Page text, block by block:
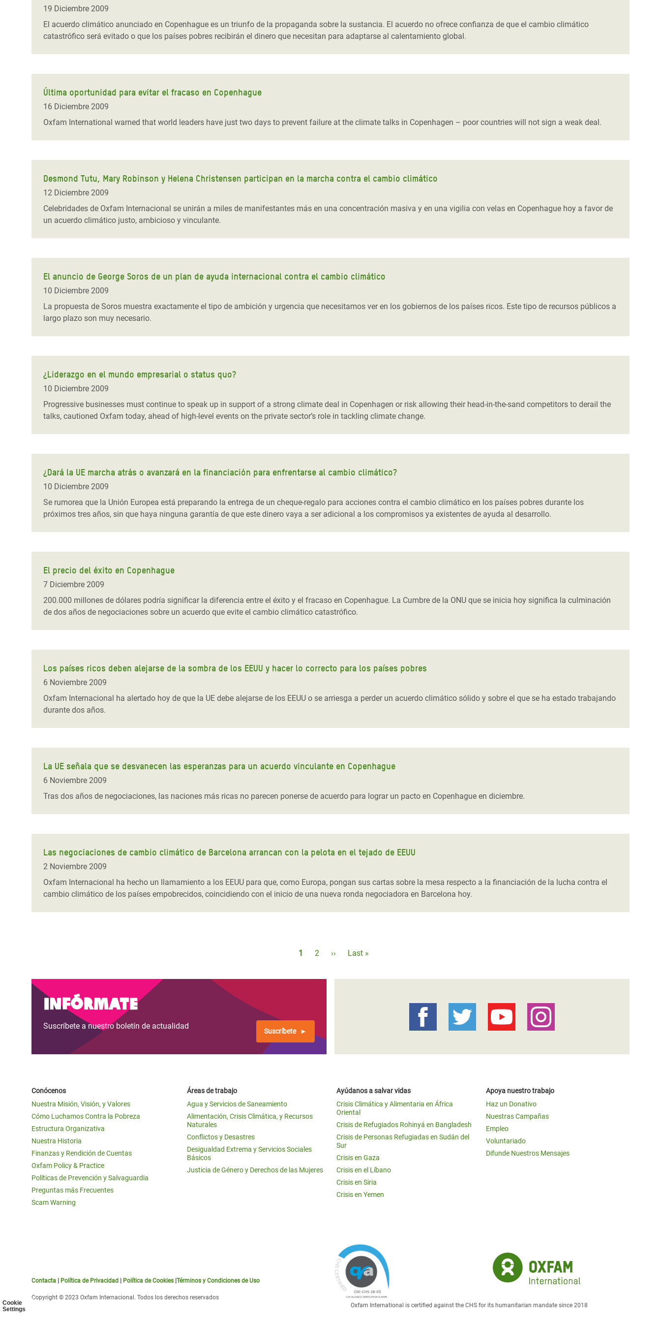
Cookie
Settings
Conflictos y Desastres
Servicios Sociales Básicos
Digital Age
Gender, Rights, and Justice
en África Oriental
Crisis de Personas Refugiadas
en Sudán del Sur
en Bangladesh
#ActuaPorElClima
Erradiquemos el Sufrimiento Humano que
se Oculta tras los Alimentos
ayuda
19 Diciembre 2009
El acuerdo climático anunciado en Copenhague es un triunfo de la propaganda sobre la sustancia. El acuerdo no ofrece confianza de que el cambio climático
catastrófico será evitado o que los países pobres recibirán el dinero que necesitan para adaptarse al calentamiento global.
Última oportunidad para evitar el fracaso en Copenhague
16 Diciembre 2009
Oxfam International warned that world leaders have just two days to prevent failure at the climate talks in Copenhagen – poor countries will not sign a weak deal.
Desmond Tutu, Mary Robinson y Helena Christensen participan en la marcha contra el cambio climático
12 Diciembre 2009
Celebridades de Oxfam Internacional se unirán a miles de manifestantes más en una concentración masiva y en una vigilia con velas en Copenhague hoy a favor de
un acuerdo climático justo, ambicioso y vinculante.
El anuncio de George Soros de un plan de ayuda internacional contra el cambio climático
10 Diciembre 2009
La propuesta de Soros muestra exactamente el tipo de ambición y urgencia que necesitamos ver en los gobiernos de los países ricos. Este tipo de recursos públicos a
largo plazo son muy necesario.
¿Liderazgo en el mundo empresarial o status quo?
10 Diciembre 2009
Progressive businesses must continue to speak up in support of a strong climate deal in Copenhagen or risk allowing their head-in-the-sand competitors to derail the
talks, cautioned Oxfam today, ahead of high-level events on the private sector’s role in tackling climate change.
¿Dará la UE marcha atrás o avanzará en la financiación para enfrentarse al cambio climático?
10 Diciembre 2009
Se rumorea que la Unión Europea está preparando la entrega de un cheque-regalo para acciones contra el cambio climático en los países pobres durante los
próximos tres años, sin que haya ninguna garantía de que este dinero vaya a ser adicional a los compromisos ya existentes de ayuda al desarrollo.
El precio del éxito en Copenhague
7 Diciembre 2009
200.000 millones de dólares podría significar la diferencia entre el éxito y el fracaso en Copenhague. La Cumbre de la ONU que se inicia hoy significa la culminación
de dos años de negociaciones sobre un acuerdo que evite el cambio climático catastrófico.
Los países ricos deben alejarse de la sombra de los EEUU y hacer lo correcto para los países pobres
6 Noviembre 2009
Oxfam Internacional ha alertado hoy de que la UE debe alejarse de los EEUU o se arriesga a perder un acuerdo climático sólido y sobre el que se ha estado trabajando
durante dos años.
La UE señala que se desvanecen las esperanzas para un acuerdo vinculante en Copenhague
6 Noviembre 2009
Tras dos años de negociaciones, las naciones más ricas no parecen ponerse de acuerdo para lograr un pacto en Copenhague en diciembre.
Las negociaciones de cambio climático de Barcelona arrancan con la pelota en el tejado de EEUU
2 Noviembre 2009
Oxfam Internacional ha hecho un llamamiento a los EEUU para que, como Europa, pongan sus cartas sobre la mesa respecto a la financiación de la lucha contra el
cambio climático de los países empobrecidos, coincidiendo con el inicio de una nueva ronda negociadora en Barcelona hoy.
Página
1 Página
2
Siguiente
››
Última
Last »
Infórmate
Suscríbete a nuestro boletín de actualidad
Suscríbete
Conócenos
Nuestra Misión, Visión, y Valores
Cómo Luchamos Contra la Pobreza
Estructura Organizativa
Nuestra Historia
Finanzas y Rendición de Cuentas
Oxfam Policy & Practice
Políticas de Prevención y Salvaguardia
Preguntas más Frecuentes
Scam Warning
Áreas de trabajo
Agua y Servicios de Saneamiento
Alimentación, Crisis Climática, y Recursos
Naturales
Conflictos y Desastres
Desigualdad Extrema y Servicios Sociales
Básicos
Justicia de Género y Derechos de las Mujeres
Ayúdanos a salvar vidas
Crisis Climática y Alimentaria en África
Oriental
Crisis de Refugiados Rohinyá en Bangladesh
Crisis de Personas Refugiadas en Sudán del
Sur
Crisis en Gaza
Crisis en el Líbano
Crisis en Siria
Crisis en Yemen
Apoya nuestro trabajo
Haz un Donativo
Nuestras Campañas
Empleo
Voluntariado
Difunde Nuestros Mensajes
Contacta Política de Privacidad Política de Cookies Términos y Condiciones de Uso
Copyright © 2023 Oxfam Internacional. Todos los derechos reservados
Oxfam International is certified against the CHS for its humanitarian mandate since 2018